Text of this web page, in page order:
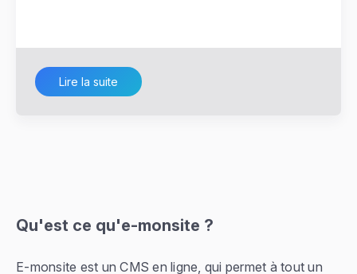
Lire la suite
Qu'est ce qu'e-monsite ?
E-monsite est un CMS en ligne, qui permet à tout un